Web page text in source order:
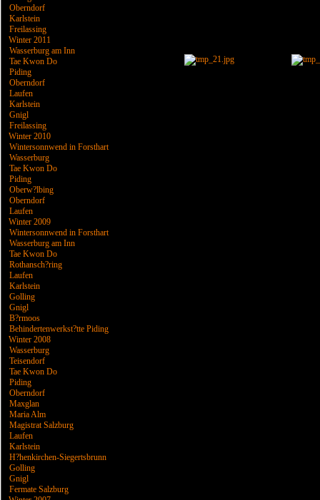
Oberndorf
Karlstein
Freilassing
Winter 2011
Wasserburg am Inn
Tae Kwon Do
Piding
Oberndorf
Laufen
Karlstein
Gnigl
Freilassing
Winter 2010
Wintersonnwend in Forsthart
Wasserburg
Tae Kwon Do
Piding
Oberw?lbing
Oberndorf
Laufen
Winter 2009
Wintersonnwend in Forsthart
Wasserburg am Inn
Tae Kwon Do
Rothansch?ring
Laufen
Karlstein
Golling
Gnigl
B?rmoos
Behindertenwerkst?tte Piding
Winter 2008
Wasserburg
Teisendorf
Tae Kwon Do
Piding
Oberndorf
Maxglan
Maria Alm
Magistrat Salzburg
Laufen
Karlstein
H?henkirchen-Siegertsbrunn
Golling
Gnigl
Fermate Salzburg